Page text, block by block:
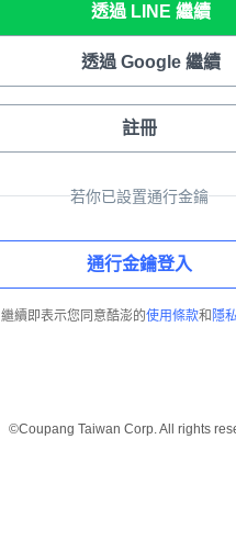
透過 LINE 繼續
透過 Google 繼續
註冊
若你已設置通行金鑰
通行金鑰登入
繼續即表示您同意酷澎的使用條款和 隱
©Coupang Taiwan Corp. All rights